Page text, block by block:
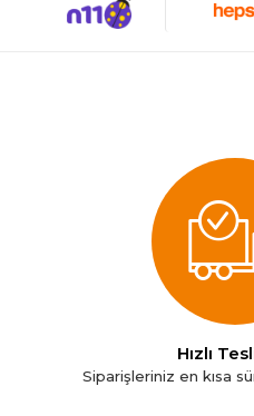
Hızlı
Siparişleriniz en kısa